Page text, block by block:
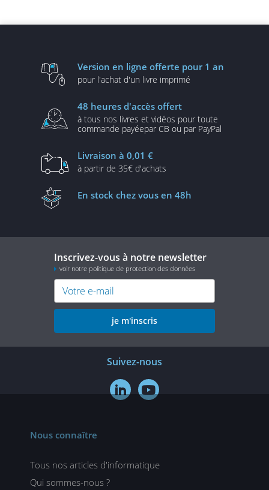
Version en ligne offerte pour 1 an
pour l'achat d'un livre imprimé
48 heures d'accès offert
à tous nos livres et vidéos pour toute
commande payéepar CB ou par PayPal
Livraison à 0,01 €
à partir de 35€ d'achats
En stock chez vous en 48h
Inscrivez-vous à notre newsletter
voir notre politique de protection des données
je m'inscris
Suivez-nous
 
Nous connaître
Tous nos articles d'informatique
Qui sommes-nous ?